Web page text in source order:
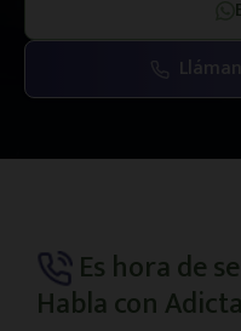
Es hora de
Habla con